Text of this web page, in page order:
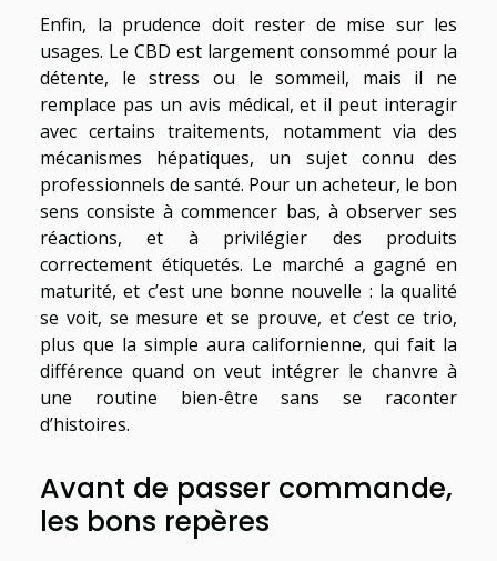
Enfin, la prudence doit rester de mise sur les
usages. Le CBD est largement consommé pour la
détente, le stress ou le sommeil, mais il ne
remplace pas un avis médical, et il peut interagir
avec certains traitements, notamment via des
mécanismes hépatiques, un sujet connu des
professionnels de santé. Pour un acheteur, le bon
sens consiste à commencer bas, à observer ses
réactions, et à privilégier des produits
correctement étiquetés. Le marché a gagné en
maturité, et c’est une bonne nouvelle : la qualité
se voit, se mesure et se prouve, et c’est ce trio,
plus que la simple aura californienne, qui fait la
différence quand on veut intégrer le chanvre à
une routine bien-être sans se raconter
d’histoires.
Avant de passer commande,
les bons repères